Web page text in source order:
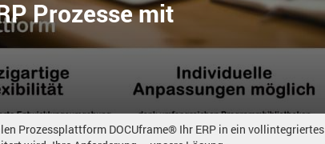
Prozesse mit
Prozessplattform DOCUframe® Ihr ERP in ein vollintegriertes